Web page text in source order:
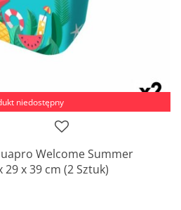
niedostępny
Welcome Summer
x 39 cm (2 Sztuk)